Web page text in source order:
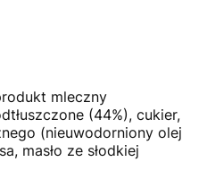
mleczny
(44%), cukier,
(nieuwodorniony olej
masło ze słodkiej